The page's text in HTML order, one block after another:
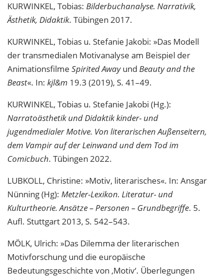
KURWINKEL, Tobias: Bilderbuchanalyse. Narrativik,
Ästhetik, Didaktik. Tübingen 2017.
KURWINKEL, Tobias u. Stefanie Jakobi: »Das Modell
der transmedialen Motivanalyse am Beispiel der
Animationsfilme Spirited Awayund Beauty and the
Beast«. In: kjl&m 19.3 (2019), S. 41–49.
KURWINKEL, Tobias u. Stefanie Jakobi (Hg.):
Narratoästhetik und Didaktik kinder- und
jugendmedialer Motive. Von literarischen Außenseitern,
dem Vampir auf der Leinwand und dem Tod im
Comicbuch. Tübingen 2022.
LUBKOLL, Christine: »Motiv, literarisches«. In: Ansgar
Nünning (Hg): Metzler-Lexikon. Literatur- und
Kulturtheorie. Ansätze – Personen – Grundbegriffe. 5.
Aufl. Stuttgart 2013, S. 542–543.
MÖLK, Ulrich: »Das Dilemma der literarischen
Motivforschung und die europäische
Bedeutungsgeschichte von ‚Motiv‘. Überlegungen